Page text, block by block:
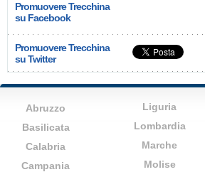
Promuovere Trecchina
su Facebook
Promuovere Trecchina
su Twitter
Abruzzo
Basilicata
Calabria
Campania
Liguria
Lombardia
Marche
Molise